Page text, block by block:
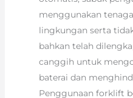
menggunakan
lingkungan serta
bahkan telah
canggih untuk
baterai dan
Penggunaan forklift